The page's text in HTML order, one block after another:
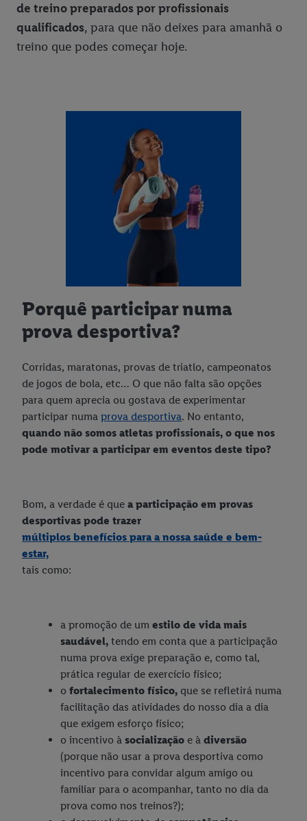
de treino preparados por profissionais
qualificados, para que não deixes para amanhã o
treino que podes começar hoje.
Porquê participar numa
prova desportiva?
Corridas, maratonas, provas de triatlo, campeonatos
de jogos de bola, etc… O que não falta são opções
para quem aprecia ou gostava de experimentar
participar numa prova desportiva. No entanto,
quando não somos atletas profissionais, o que nos
pode motivar a participar em eventos deste tipo?
Bom, a verdade é que a participação em provas
desportivas pode trazer
múltiplos benefícios para a nossa saúde e bem-
estar,
tais como:
a promoção de um estilo de vida mais
saudável, tendo em conta que a participação
numa prova exige preparação e, como tal,
prática regular de exercício físico;
o fortalecimento físico, que se refletirá numa
facilitação das atividades do nosso dia a dia
que exigem esforço físico;
o incentivo à socialização e à diversão
(porque não usar a prova desportiva como
incentivo para convidar algum amigo ou
familiar para o acompanhar, tanto no dia da
prova como nos treinos?);